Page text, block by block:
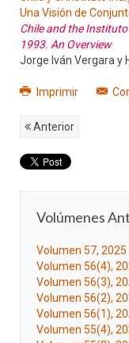
Una Visión de
Chile and the
1993. An Overview
Jorge Iván Vergara y
Imprimir
Anterior
Volúmenes
Volumen 57, 2025
Volumen 56(4),
Volumen 56(3),
Volumen 56(2),
Volumen 56(1),
Volumen 55(4),